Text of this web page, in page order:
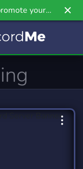
your
our newest